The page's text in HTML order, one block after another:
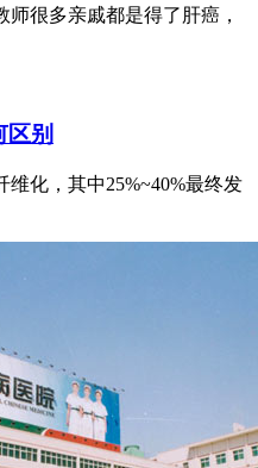
很多亲戚都是得了肝癌，
别
化，其中25%~40%最终发